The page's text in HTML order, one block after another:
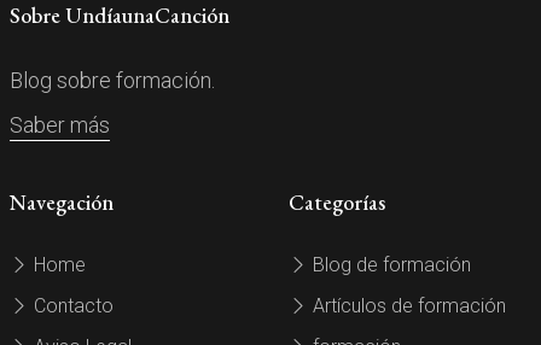
Sobre UndíaunaCanción
Blog sobre formación.
Saber más
Navegación
Home
Contacto
Categorías
Blog de formación
Artículos de formación